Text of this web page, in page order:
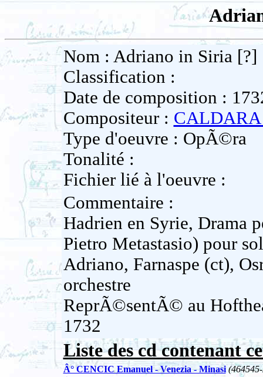
Nom : Adriano in Siria [?]
Classification :
Date de composition :
Compositeur :
Type d'oeuvre : OpÃ©ra
Tonalité :
Fichier lié à l'oeuvre :
Commentaire :
Hadrien en Syrie, Drama
Pietro Metastasio) pour
Adriano, Farnaspe (ct),
orchestre
ReprÃ©sentÃ© au
1732
Liste des cd contenant
Â° CENCIC Emanuel - Venezia - Minasi